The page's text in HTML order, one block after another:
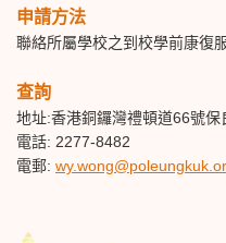
申請方法
聯絡所屬學校之到校學前康復
查詢
地址:香港銅鑼灣禮頓道66號
電話: 2277-8482
電郵: